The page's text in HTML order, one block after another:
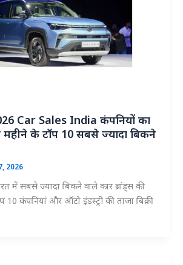
Car Sales India कंपनियों का
महीने के टॉप 10 सबसे ज्यादा बिकने
2026
में सबसे ज्यादा बिकने वाले कार ब्रांड्स की
10 कंपनियां और ऑटो इंडस्ट्री की ताजा बिक्री